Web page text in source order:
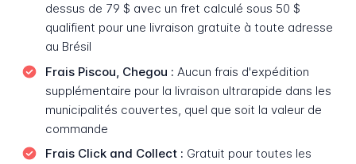
dessus de 79 $ avec un fret calculé sous 50 $
qualifient pour une livraison gratuite à toute adresse
au Brésil
Frais Piscou, Chegou : Aucun frais d'expédition
supplémentaire pour la livraison ultrarapide dans les
municipalités couvertes, quel que soit la valeur de
commande
Frais Click and Collect : Gratuit pour toutes les